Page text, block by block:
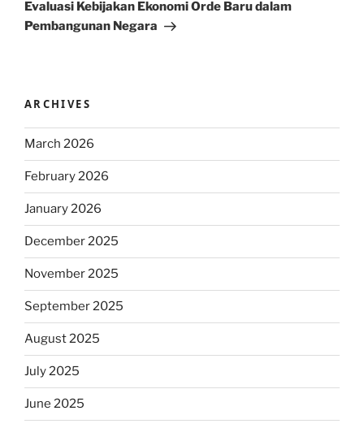
Evaluasi Kebijakan Ekonomi Orde Baru dalam
Pembangunan Negara
ARCHIVES
March 2026
February 2026
January 2026
December 2025
November 2025
September 2025
August 2025
July 2025
June 2025